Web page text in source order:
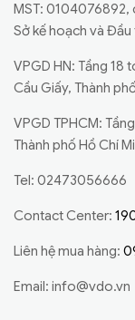
MST: 0104076892,
Sở kế hoạch và Đầu
VPGD HN: Tầng 18
Cầu Giấy, Thành
VPGD TPHCM:
Thành phố Hồ Chí
Tel: 02473056666
Contact Center:
Liên hệ mua hàng:
Email: info@vdo.vn